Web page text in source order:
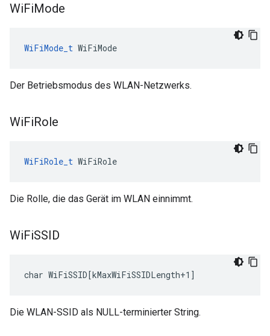
WiFiMode
WiFiMode_t WiFiMode
Der Betriebsmodus des WLAN-Netzwerks.
WiFiRole
WiFiRole_t WiFiRole
Die Rolle, die das Gerät im WLAN einnimmt.
WiFiSSID
char WiFiSSID[kMaxWiFiSSIDLength+1]
Die WLAN-SSID als NULL-terminierter String.